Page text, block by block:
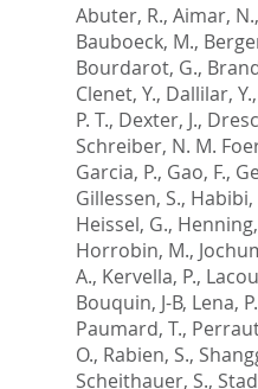
Abuter, R., Aimar, N.,
Bauboeck, M.,
Bourdarot, G.,
Clenet, Y., Dallilar, Y.,
P. T., Dexter, J.,
Schreiber, N. M.
Garcia, P., Gao, F.,
Gillessen, S., Habibi,
Heissel, G.,
Horrobin, M.,
A., Kervella, P.,
Bouquin, J-B, Lena, P.
Paumard, T.,
O., Rabien, S.,
Scheithauer, S.,